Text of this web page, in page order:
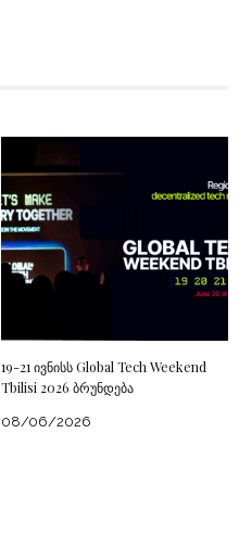
19-21 ივნისს Global Tech Weekend
Tbilisi 2026 ბრუნდება
08/06/2026